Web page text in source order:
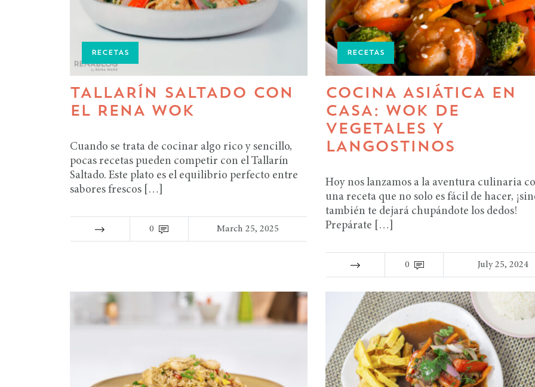
RECETAS
TALLARÍN SALTADO CON
EL RENA WOK
Cuando se trata de cocinar algo rico y sencillo,
pocas recetas pueden competir con el Tallarín
Saltado. Este plato es el equilibrio perfecto entre
sabores frescos […]
0 March 25, 2025
RECETAS
COCINA ASIÁTICA EN
CASA: WOK DE
VEGETALES Y
LANGOSTINOS
Hoy nos lanzamos a la aventura culinaria
una receta que no solo es fácil de hacer,
también te dejará chupándote los dedos!
Prepárate […]
0 July 25, 2024